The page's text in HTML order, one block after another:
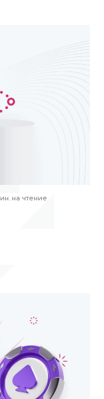
на чтение